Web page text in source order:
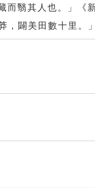
而翳其人也。」《
，闢美田數十里。」